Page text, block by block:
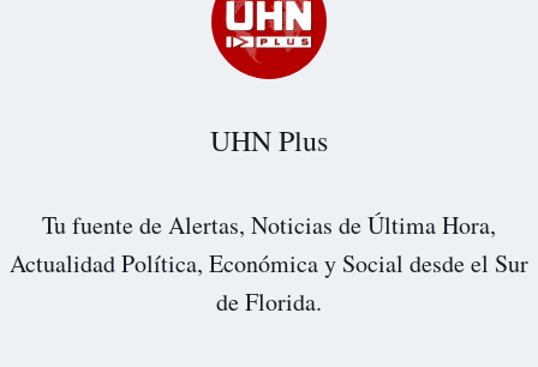
UHN Plus
Tu fuente de Alertas, Noticias de Última Hora,
Actualidad Política, Económica y Social desde el Sur
de Florida.